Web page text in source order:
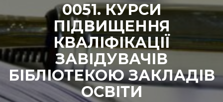
0051. КУРСИ
ПІДВИЩЕННЯ
КВАЛІФІКАЦІЇ
ЗАВІДУВАЧІВ
БІБЛІОТЕКОЮ ЗАКЛАДІВ
ОСВІТИ